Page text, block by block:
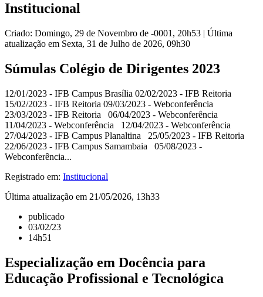
Institucional
Criado: Domingo, 29 de Novembro de -0001, 20h53 | Última
atualização em Sexta, 31 de Julho de 2026, 09h30
Súmulas Colégio de Dirigentes 2023
12/01/2023 - IFB Campus Brasília 02/02/2023 - IFB Reitoria
15/02/2023 - IFB Reitoria 09/03/2023 - Webconferência
23/03/2023 - IFB Reitoria 06/04/2023 - Webconferência
11/04/2023 - Webconferência 12/04/2023 - Webconferência
27/04/2023 - IFB Campus Planaltina 25/05/2023 - IFB Reitoria
22/06/2023 - IFB Campus Samambaia 05/08/2023 -
Webconferência...
Registrado em: Institucional
Última atualização em 21/05/2026, 13h33
publicado
03/02/23
14h51
Especialização em Docência para
Educação Profissional e Tecnológica